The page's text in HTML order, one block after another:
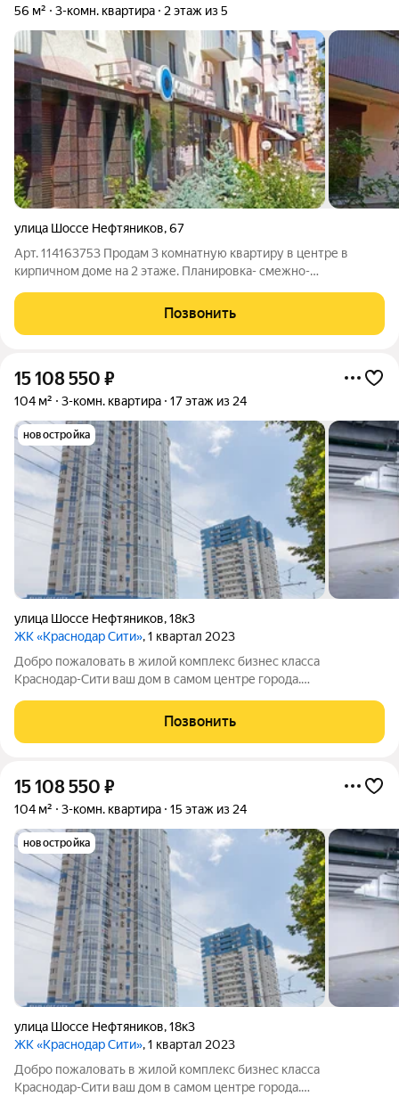
56 м² 3-комн. квартира 2 этаж из 5
улица Шоссе Нефтяников,67
Арт. 114163753 Продам 3 комнатную квартиру в центре в
кирпичном доме на 2 этаже. Планировка- смежно-
поменяли проводку на медную, трубы пластиковые, окна
металлопластиковые, балкон утеплен,
Позвонить
15 108 550 ₽
104 м² 3-комн. квартира 17 этаж из 24
новостройка
улица Шоссе Нефтяников,18к3
ЖК «Краснодар Сити», 1 квартал 2023
Добро пожаловать в жилой комплекс бизнес класса
Краснодар-Сити ваш дом в самом центре города.
метров. Две изолированные спальни площадью 17,17 и 16,22
квадратных метров с большими окнами и выходом
Позвонить
15 108 550 ₽
104 м² 3-комн. квартира 15 этаж из 24
новостройка
улица Шоссе Нефтяников,18к3
ЖК «Краснодар Сити», 1 квартал 2023
Добро пожаловать в жилой комплекс бизнес класса
Краснодар-Сити ваш дом в самом центре города.